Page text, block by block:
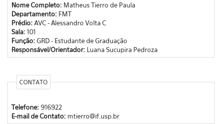
Nome Completo: Matheus Tierro de Paula
Departamento: FMT
Prédio: AVC - Alessandro Volta C
Sala: 101
Função: GRD - Estudante de Graduação
Responsável/Orientador: Luana Sucupira Pedroza
CONTATO
Telefone: 916922
E-mail de Contato: mtierro@if.usp.br